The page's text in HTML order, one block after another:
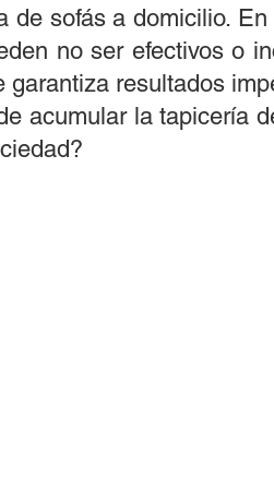
sofás a domicilio.
no ser efectivos o
garantiza resultados
acumular la tapicería